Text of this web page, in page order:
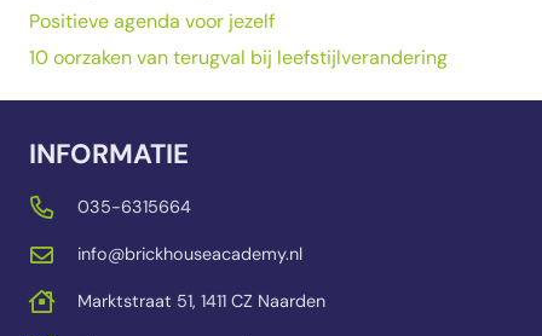
Positieve agenda voor jezelf
10 oorzaken van terugval bij leefstijlverandering
INFORMATIE
035-6315664
info@brickhouseacademy.nl
Marktstraat 51, 1411 CZ Naarden